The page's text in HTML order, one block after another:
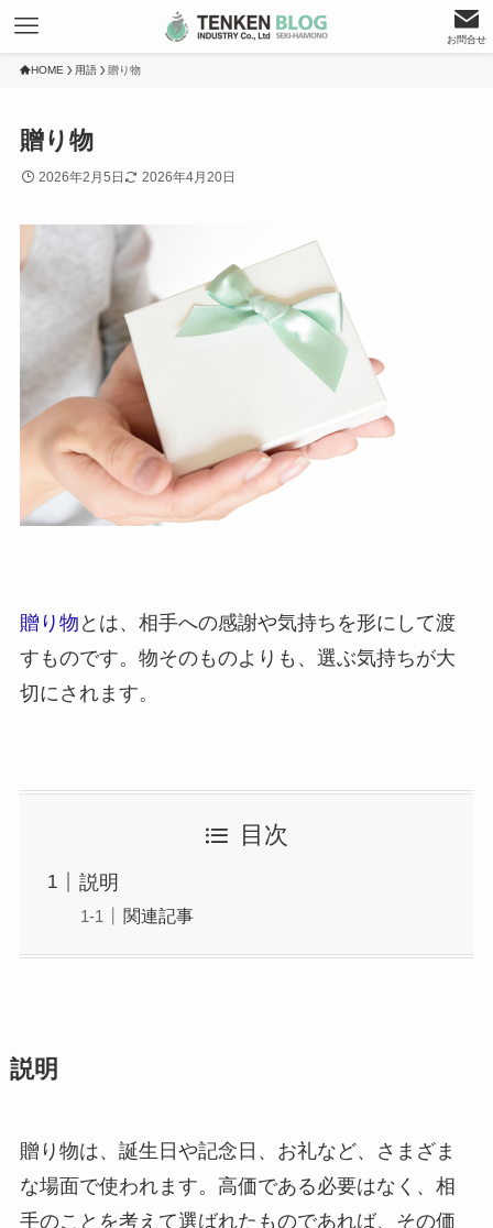
お問合せ
HOME 用語 贈り物
贈り物
2026年2月5日 2026年4月20日
贈り物 とは、相手への感謝や気持ちを形にして渡
すものです。物そのものよりも、選ぶ気持ちが大
切にされます。
目次
説明
関連記事
説明
贈り物は、誕生日や記念日、お礼など、さまざま
な場面で使われます。高価である必要はなく、相
手のことを考えて選ばれたものであれば、その価